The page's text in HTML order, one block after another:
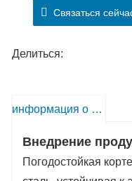
много запасов.
Связаться
Делиться:
информация о продукте
Внедрение
Погодостойкая